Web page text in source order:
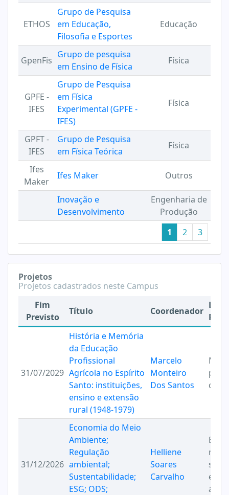
ETHOS
Grupo de Pesquisa
em Educação,
Filosofia e Esportes
Educação
GpenFis
Grupo de pesquisa
em Ensino de Física
Física
GPFE -
IFES
Grupo de Pesquisa
em Física
Experimental (GPFE -
IFES)
Física
GPFT -
IFES
Grupo de Pesquisa
em Física Teórica
Física
Ifes
Maker
Ifes Maker Outros
Inovação e
Desenvolvimento
Engenharia de
Produção
1
2 3
Projetos
Projetos cadastrados neste Campus
Fim
Previsto
Título Coordenador
31/07/2029
História e Memória
da Educação
Profissional
Agrícola no Espírito
Santo: instituições,
ensino e extensão
rural (1948-1979)
Marcelo
Monteiro
Dos Santos
31/12/2026
Economia do Meio
Ambiente;
Regulação
ambiental;
Sustentabilidade;
ESG; ODS;
Helliene
Soares
Carvalho
e